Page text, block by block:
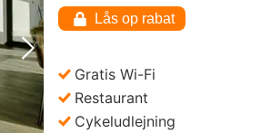
Næste billede
Lås op rabat
Gratis Wi-Fi
Restaurant
Cykeludlejning